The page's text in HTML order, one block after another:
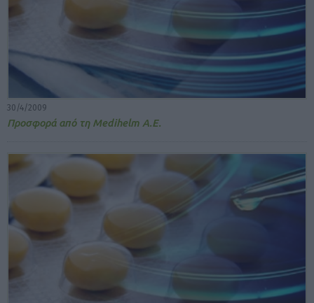
30/4/2009
Προσφορά από τη Medihelm Α.Ε.